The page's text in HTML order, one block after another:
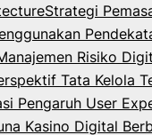
Strategi
Risiko
Tata Kelola
Pengaruh User
Kasino Digital